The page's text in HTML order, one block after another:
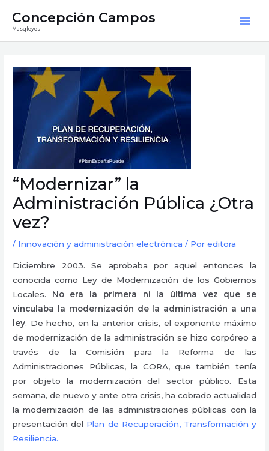
Concepción Campos
Masqleyes
“Modernizar” la
Administración Pública ¿Otra
vez?
/ Innovación y administración electrónica / Poreditora
Diciembre 2003. Se aprobaba por aquel entonces la
conocida como Ley de Modernización de los Gobiernos
Locales. No era la primera ni la última vez que se
vinculaba la modernización de la administración a una
ley. De hecho, en la anterior crisis, el exponente máximo
de modernización de la administración se hizo corpóreo a
través de la Comisión para la Reforma de las
Administraciones Públicas, la CORA, que también tenía
por objeto la modernización del sector público. Esta
semana, de nuevo y ante otra crisis, ha cobrado actualidad
la modernización de las administraciones públicas con la
presentación del Plan de Recuperación, Transformación y
Resiliencia.
entradas